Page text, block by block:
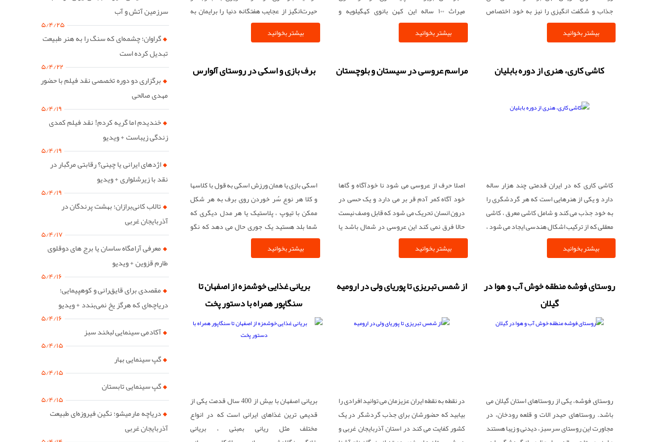
جذاب و شگفت انگیزی را نیز به خود اختصاص
داده است. افسانه ها می گوید مردم روستای زرگر
از بقایای کولی های اروپا هستند، اما چون ماهیت
ایرانی می دانند؛ هرچند به زبان رومانو سخن می
گویند. وقتی زرگرها به زبان رومانو با هم حرف می
تشخیص نمی دهد، چه رسد به معنی شان؛ اما اینها
بیشتر بخوانید
میراث ۱۰۰ ساله این کهن بانوی کهگیلویه و
بویراحمدی همچنان زنده است.
بیشتر بخوانید
حیرت‌انگیز از عجایب هفتگانه دنیا را برایمان به
تصویر بکشد.
بیشتر بخوانید
کاشی کاری، هنری از دوره بابلیان
کاشی کاری که در ایران قدمتی چند هزار ساله
دارد و یکی از هنرهایی است که هر گردشگری را
به خود جذب می کند و شامل کاشی معرق ، کاشی
معقلی که از ترکیب اشکال هندسی ایجاد می شود ،
کاشی مشبک ، کاشی گره و کاشی هفت رنگ که به
آن کاشی خشتی هم می گویند
بیشتر بخوانید
مراسم عروسی در سیستان و بلوچستان
اصلا حرف از عروسی می شود نا خودآگاه و گاها
خود آگاه کمر آدم قر بر می دارد و یک حسی در
درون انسان تحریک می شود که قابل وصف نیست
حالا فرق نمی کند این عروسی در شمال باشد یا
مشهد یا کمی پائین تر سیستان و بلوچستان مهم
عروسی و مراسمات آن است . این بار به سراغ
سیستان و بلوچستان رفته ایم و می خواهیم در
مورد آن با هم کمی صحبت کنیم و لذت ببریم .
بیشتر بخوانید
برف بازی و اسکی در روستای آلوارس
اسکی بازی یا همان ورزش اسکی به قول با کلاسها
و کلا هر نوع سُر خوردن روی برف به هر شکل
ممکن با تیوپ ، پلاستیک یا هر مدل دیگری که
شما بلد هستید یک جوری حال می دهد که نگو
البته بعد از آن برف بازی و زدن یکدیگر با گلوله
های برفی هم لذت بخش است یکی از استانهایی که
برف بازی کرد استان اردبیل شهرستان سرعین و
روستای آلوارس است .
بیشتر بخوانید
روستای فوشه منطقه خوش آب و هوا در
گیلان
روستای فوشه، یکی از روستاهای استان گیلان می
باشد. روستاهای حیدر الات و قلعه رودخان، در
مجاورت این روستای سرسبز، دیدنی و زیبا هستند
از شمس تبریزی تا پوریای ولی در ارومیه
در نقطه به نقطه ایران عزیزمان می توانید افرادی را
بیابید که حضورشان برای جذب گردشگر در یک
کشور کفایت می کند در استان آذربایجان غربی و
بریانی غذایی خوشمزه از اصفهان تا
سنگاپور همراه با دستور پخت
بریانی اصفهان با بیش از 400 سال قدمت یکی از
قدیمی ترین غذاهای ایرانی است که در انواع
مختلف مثل ریانی بمبئی ، بریانی
سرزمین آتش و آب
۵/۴/۲۵
گراوان؛ چشمه‌ای که سنگ را به هنر طبیعت
تبدیل کرده است
۵/۴/۲۲
برگزاری دو دوره تخصصی نقد فیلم با حضور
مهدی صالحی
۵/۴/۱۹
خندیدم اما گریه کردم! نقد فیلم کمدی
زندگی زیباست + ویدیو
۵/۴/۱۹
اژدهای ایرانی یا چینی؟ رقابتی مرگبار در
نقد با زیرشلواری + ویدیو
۵/۴/۱۹
تالاب کانی‌برازان؛ بهشت پرندگان در
آذربایجان غربی
۵/۴/۱۷
معرفی آرامگاه ساسان یا برج های دوقلوی
طارم قزوین + ویدیو
۵/۴/۱۶
مقصدی برای قایق‌رانی و کوهپیمایی؛
دریاچه‌ای که هرگز یخ نمی‌بندد + ویدیو
۵/۴/۱۶
آکادمی سینمایی لبخند سبز
۵/۴/۱۵
گپ سینمایی بهار
۵/۴/۱۵
گپ سینمایی تابستان
۵/۴/۱۵
دریاچه مارمیشو؛ نگین فیروزه‌ای طبیعت
آذربایجان غربی